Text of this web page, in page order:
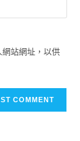
站網址，以供